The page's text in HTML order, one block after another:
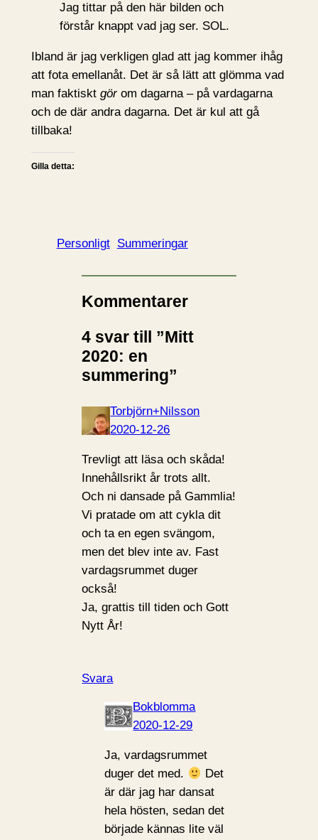
Jag tittar på den här bilden och
förstår knappt vad jag ser. SOL.
Ibland är jag verkligen glad att jag kommer ihåg
att fota emellanåt. Det är så lätt att glömma vad
man faktiskt görom dagarna – på vardagarna
och de där andra dagarna. Det är kul att gå
tillbaka!
Gilla detta:
Personligt Summeringar
Kommentarer
4 svar till ”Mitt
2020: en
summering”
Torbjörn+Nilsson
2020-12-26
Trevligt att läsa och skåda!
Innehållsrikt år trots allt.
Och ni dansade på Gammlia!
Vi pratade om att cykla dit
och ta en egen svängom,
men det blev inte av. Fast
vardagsrummet duger
också!
Ja, grattis till tiden och Gott
Nytt År!
Svara
Bokblomma
2020-12-29
Ja, vardagsrummet
duger det med.
Det
är där jag har dansat
hela hösten, sedan det
började kännas lite väl